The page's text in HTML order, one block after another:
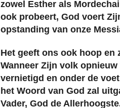
zowel Esther als
ook probeert, God voert
opstanding van onze
Het geeft ons ook hoop en
Wanneer Zijn volk
vernietigd en onder de
het Woord van God zal
Vader, God de